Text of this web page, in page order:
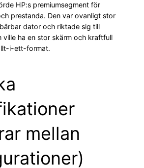
HP:s premiumsegment för
prestanda. Den var ovanligt stor
dator och riktade sig till
ville ha en stor skärm och kraftfull
i-ett-format.
mellan